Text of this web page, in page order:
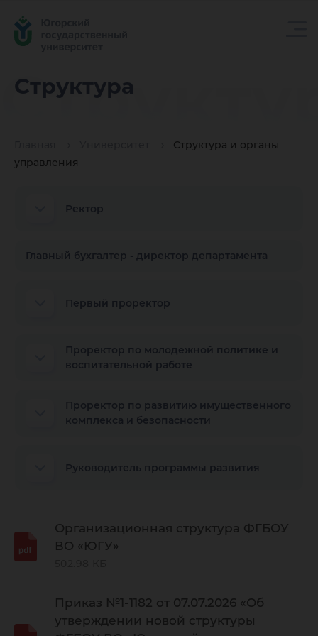
Структура
Структура и органы
управления
Ректор
Главный бухгалтер - директор департамента
Первый проректор
Проректор по молодежной политике и
воспитательной работе
Проректор по развитию имущественного
комплекса и безопасности
Руководитель программы развития
Организационная структура ФГБОУ
ВО «ЮГУ»
Приказ №1-1182 от 07.07.2026 «Об
утверждении новой структуры